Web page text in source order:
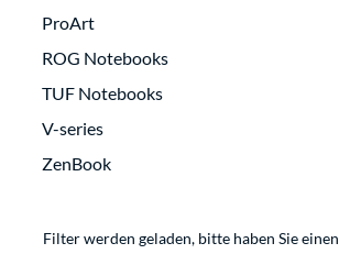
ProArt
ROG Notebooks
TUF Notebooks
V-series
ZenBook
Filter werden geladen, bitte haben Sie einen